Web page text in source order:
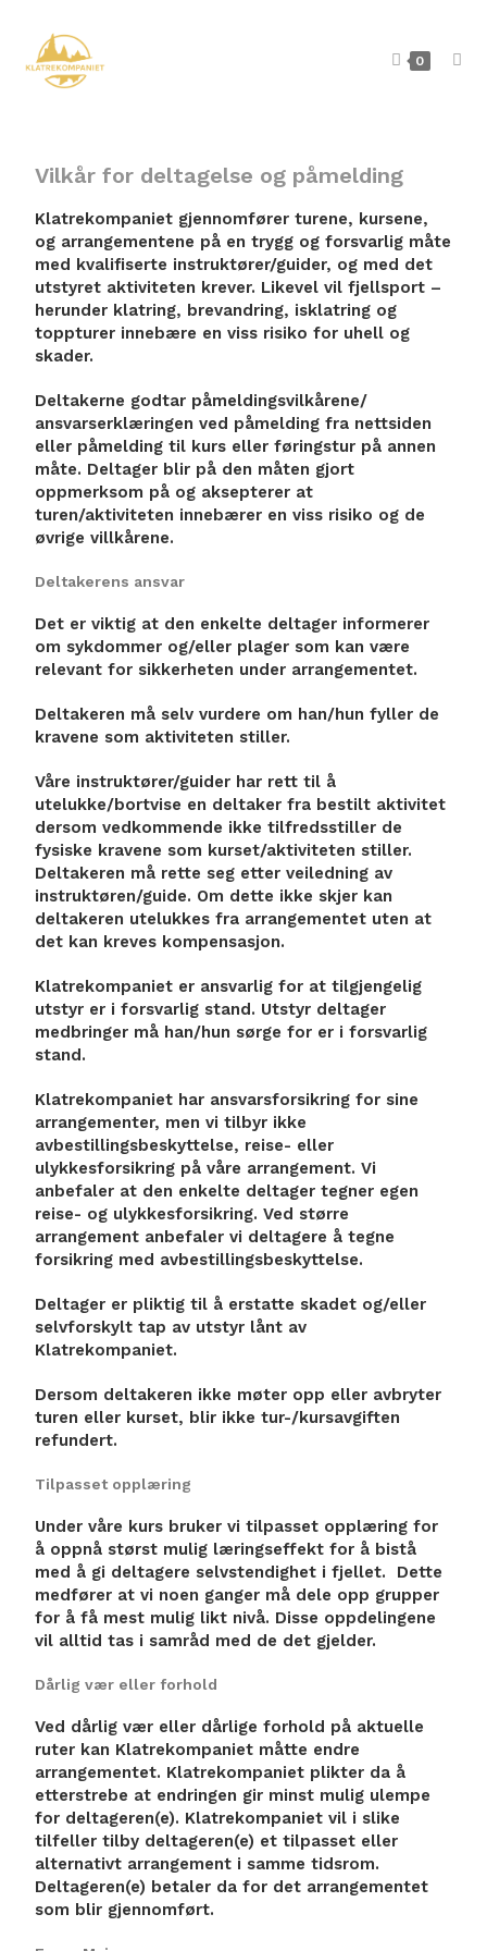
0
Vilkår for deltagelse og påmelding
Klatrekompaniet gjennomfører turene, kursene,
og arrangementene på en trygg og forsvarlig måte
med kvalifiserte instruktører/guider, og med det
utstyret aktiviteten krever. Likevel vil fjellsport –
herunder klatring, brevandring, isklatring og
toppturer innebære en viss risiko for uhell og
skader.
Deltakerne godtar påmeldingsvilkårene/
ansvarserklæringen ved påmelding fra nettsiden
eller påmelding til kurs eller føringstur på annen
måte. Deltager blir på den måten gjort
oppmerksom på og aksepterer at
turen/aktiviteten innebærer en viss risiko og de
øvrige villkårene.
Deltakerens ansvar
Det er viktig at den enkelte deltager informerer
om sykdommer og/eller plager som kan være
relevant for sikkerheten under arrangementet.
Deltakeren må selv vurdere om han/hun fyller de
kravene som aktiviteten stiller.
Våre instruktører/guider har rett til å
utelukke/bortvise en deltaker fra bestilt aktivitet
dersom vedkommende ikke tilfredsstiller de
fysiske kravene som kurset/aktiviteten stiller.
Deltakeren må rette seg etter veiledning av
instruktøren/guide. Om dette ikke skjer kan
deltakeren utelukkes fra arrangementet uten at
det kan kreves kompensasjon.
Klatrekompaniet er ansvarlig for at tilgjengelig
utstyr er i forsvarlig stand. Utstyr deltager
medbringer må han/hun sørge for er i forsvarlig
stand.
Klatrekompaniet har ansvarsforsikring for sine
arrangementer, men vi tilbyr ikke
avbestillingsbeskyttelse, reise- eller
ulykkesforsikring på våre arrangement. Vi
anbefaler at den enkelte deltager tegner egen
reise- og ulykkesforsikring. Ved større
arrangement anbefaler vi deltagere å tegne
forsikring med avbestillingsbeskyttelse.
Deltager er pliktig til å erstatte skadet og/eller
selvforskylt tap av utstyr lånt av
Klatrekompaniet.
Dersom deltakeren ikke møter opp eller avbryter
turen eller kurset, blir ikke tur-/kursavgiften
refundert.
Tilpasset opplæring
Under våre kurs bruker vi tilpasset opplæring for
å oppnå størst mulig læringseffekt for å bistå
med å gi deltagere selvstendighet i fjellet. Dette
medfører at vi noen ganger må dele opp grupper
for å få mest mulig likt nivå. Disse oppdelingene
vil alltid tas i samråd med de det gjelder.
Dårlig vær eller forhold
Ved dårlig vær eller dårlige forhold på aktuelle
ruter kan Klatrekompaniet måtte endre
arrangementet. Klatrekompaniet plikter da å
etterstrebe at endringen gir minst mulig ulempe
for deltageren(e). Klatrekompaniet vil i slike
tilfeller tilby deltageren(e) et tilpasset eller
alternativt arrangement i samme tidsrom.
Deltageren(e) betaler da for det arrangementet
som blir gjennomført.